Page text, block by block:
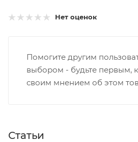
Нет оценок
Помогите другим
выбором - будьте первым,
своим мнением об этом
Статьи